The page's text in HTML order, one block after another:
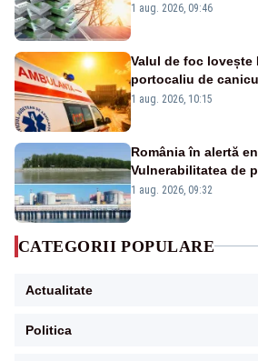
Analiză Realitatea
1 aug. 2026, 09:46
Valul de foc lovește
portocaliu de
duminică.
1 aug. 2026, 10:15
România în alertă
Vulnerabilitatea de
în pericol Centrala
1 aug. 2026, 09:32
CATEGORII POPULARE
Actualitate
Politica